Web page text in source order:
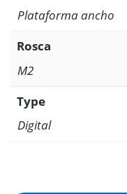
Plataforma ancho
Rosca
M2
Type
Digital